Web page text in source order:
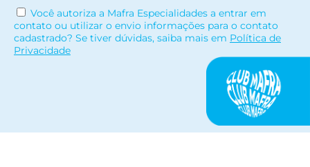
Você autoriza a Mafra Especialidades a entrar em
contato ou utilizar o envio informações para o contato
cadastrado? Se tiver dúvidas, saiba mais em Política de
Privacidade